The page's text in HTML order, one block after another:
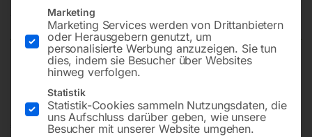
Verfügbarkeit:Nicht vorrätig
PREMIUM PPTL 100
42.000,00
Marketing
Marketing Services werden von Drittanbietern
oder Herausgebern genutzt, um
personalisierte Werbung anzuzeigen. Sie tun
dies, indem sie Besucher über Websites
hinweg verfolgen.
Statistik
Statistik-Cookies sammeln Nutzungsdaten, die
uns Aufschluss darüber geben, wie unsere
Besucher mit unserer Website umgehen.